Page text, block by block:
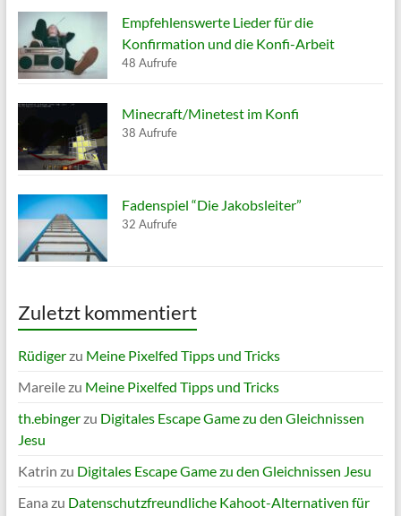
Empfehlenswerte Lieder für die
Konfirmation und die Konfi-Arbeit
48 Aufrufe
Minecraft/Minetest im Konfi
38 Aufrufe
Fadenspiel “Die Jakobsleiter”
32 Aufrufe
Zuletzt kommentiert
Rüdigerzu Meine Pixelfed Tipps und Tricks
Mareilezu Meine Pixelfed Tipps und Tricks
th.ebingerzu Digitales Escape Game zu den Gleichnissen
Jesu
Katrin zu Digitales Escape Game zu den Gleichnissen Jesu
Eana zu Datenschutzfreundliche Kahoot-Alternativen für